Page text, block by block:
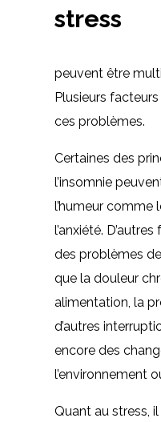
stress
peuvent être
Plusieurs
ces problèmes.
Certaines des
l’insomnie
l’humeur comme
l’anxiété.
des problèmes
que la douleur
alimentation, la
d’autres
encore des
l’environnement
Quant au stress,